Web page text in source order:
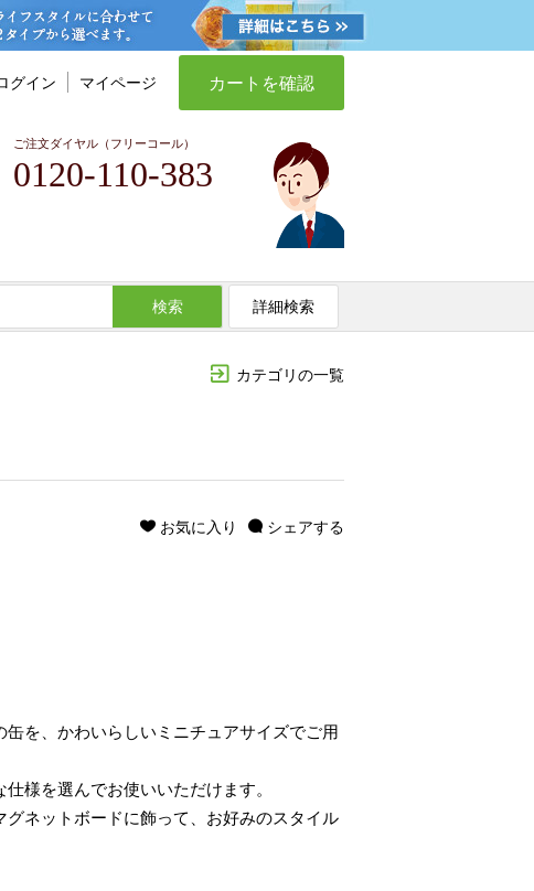
グイン マイページ カートを確認
ご注文ダイヤル（フリーコール）
0120-110-383
検索 詳細検索
カテゴリの一覧
シェアする
お気に入り
を、かわいらしいミニチュアサイズでご用
様を選んでお使いいただけます。
ネットボードに飾って、お好みのスタイル